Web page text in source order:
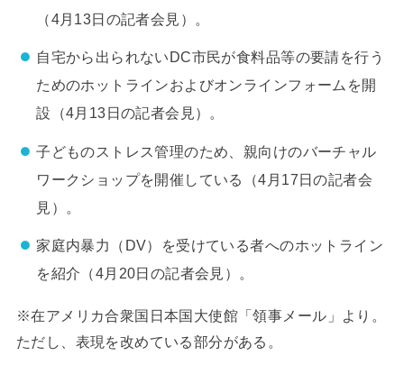
（4月13日の記者会見）。
自宅から出られないDC市民が食料品等の要請を行う
ためのホットラインおよびオンラインフォームを開
設（4月13日の記者会見）。
子どものストレス管理のため、親向けのバーチャル
ワークショップを開催している（4月17日の記者会
見）。
家庭内暴力（DV）を受けている者へのホットライン
を紹介（4月20日の記者会見）。
※在アメリカ合衆国日本国大使館「領事メール」より。
ただし、表現を改めている部分がある。